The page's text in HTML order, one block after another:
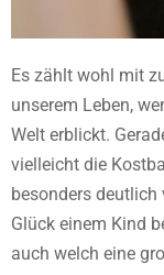
Es zählt wohl mit
unserem Leben,
Welt erblickt.
vielleicht die
besonders deutlich
Glück einem Kind
auch welch eine